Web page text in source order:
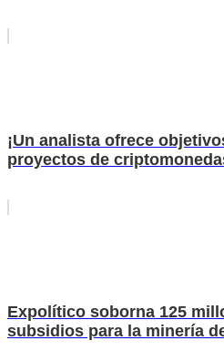
¡Un analista ofrece
proyectos de
Expolítico soborna 125
subsidios para la minería